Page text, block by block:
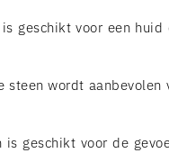
geschikt voor een
wordt aanbevolen
geschikt voor de